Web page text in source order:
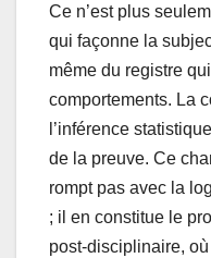
Ce n’est plus
qui façonne la
même du registre
comportements. La
l’inférence
de la preuve. Ce
rompt pas avec la
; il en constitue le
post-disciplinaire,